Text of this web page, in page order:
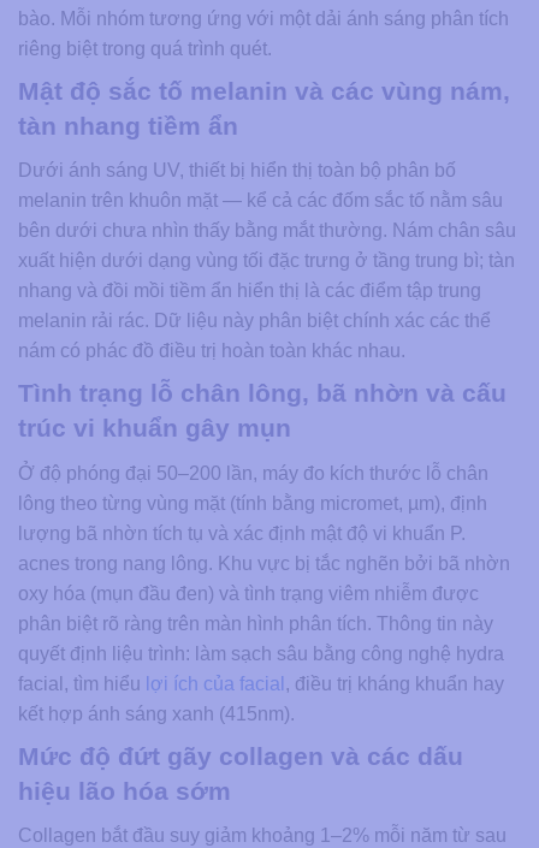
bào. Mỗi nhóm tương ứng với một dải ánh sáng phân tích
riêng biệt trong quá trình quét.
Mật độ sắc tố melanin và các vùng nám,
tàn nhang tiềm ẩn
Dưới ánh sáng UV, thiết bị hiển thị toàn bộ phân bố
melanin trên khuôn mặt — kể cả các đốm sắc tố nằm sâu
bên dưới chưa nhìn thấy bằng mắt thường. Nám chân sâu
xuất hiện dưới dạng vùng tối đặc trưng ở tầng trung bì; tàn
nhang và đồi mồi tiềm ẩn hiển thị là các điểm tập trung
melanin rải rác. Dữ liệu này phân biệt chính xác các thể
nám có phác đồ điều trị hoàn toàn khác nhau.
Tình trạng lỗ chân lông, bã nhờn và cấu
trúc vi khuẩn gây mụn
Ở độ phóng đại 50–200 lần, máy đo kích thước lỗ chân
lông theo từng vùng mặt (tính bằng micromet, µm), định
lượng bã nhờn tích tụ và xác định mật độ vi khuẩn P.
acnes trong nang lông. Khu vực bị tắc nghẽn bởi bã nhờn
oxy hóa (mụn đầu đen) và tình trạng viêm nhiễm được
phân biệt rõ ràng trên màn hình phân tích. Thông tin này
quyết định liệu trình: làm sạch sâu bằng công nghệ hydra
facial, tìm hiểu lợi ích của facial , điều trị kháng khuẩn hay
kết hợp ánh sáng xanh (415nm).
Mức độ đứt gãy collagen và các dấu
hiệu lão hóa sớm
Collagen bắt đầu suy giảm khoảng 1–2% mỗi năm từ sau